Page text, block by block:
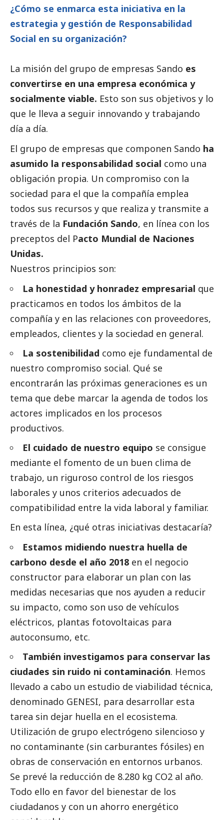
¿Cómo se enmarca esta iniciativa en la
estrategia y gestión de Responsabilidad
Social en su organización?
La misión del grupo de empresas Sando es
convertirse en una empresa económica y
socialmente viable. Esto son sus objetivos y lo
que le lleva a seguir innovando y trabajando
día a día.
El grupo de empresas que componen Sando ha
asumido la responsabilidad social como una
obligación propia. Un compromiso con la
sociedad para el que la compañía emplea
todos sus recursos y que realiza y transmite a
través de la Fundación Sando, en línea con los
preceptos del Pacto Mundial de Naciones
Unidas.
Nuestros principios son:
La honestidad y honradez empresarial que
practicamos en todos los ámbitos de la
compañía y en las relaciones con proveedores,
empleados, clientes y la sociedad en general.
La sostenibilidad como eje fundamental de
nuestro compromiso social. Qué se
encontrarán las próximas generaciones es un
tema que debe marcar la agenda de todos los
actores implicados en los procesos
productivos.
El cuidado de nuestro equipo se consigue
mediante el fomento de un buen clima de
trabajo, un riguroso control de los riesgos
laborales y unos criterios adecuados de
compatibilidad entre la vida laboral y familiar.
En esta línea, ¿qué otras iniciativas destacaría?
Estamos midiendo nuestra huella de
carbono desde el año 2018 en el negocio
constructor para elaborar un plan con las
medidas necesarias que nos ayuden a reducir
su impacto, como son uso de vehículos
eléctricos, plantas fotovoltaicas para
autoconsumo, etc.
También investigamos para conservar las
ciudades sin ruido ni contaminación. Hemos
llevado a cabo un estudio de viabilidad técnica,
denominado GENESI, para desarrollar esta
tarea sin dejar huella en el ecosistema.
Utilización de grupo electrógeno silencioso y
no contaminante (sin carburantes fósiles) en
obras de conservación en entornos urbanos.
Se prevé la reducción de 8.280 kg CO2 al año.
Todo ello en favor del bienestar de los
ciudadanos y con un ahorro energético